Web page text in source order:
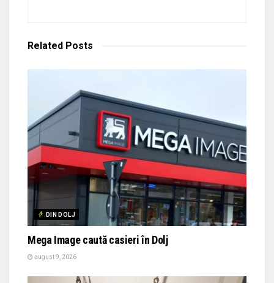
Related Posts
DIN DOLJ
Mega Image caută casieri în Dolj
august 9, 2026